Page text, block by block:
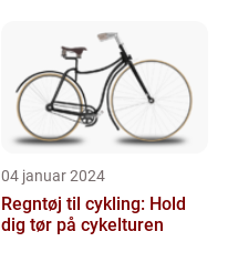
04 januar 2024
Regntøj til cykling: Hold
dig tør på cykelturen